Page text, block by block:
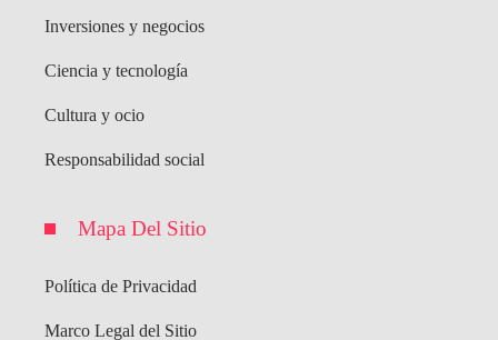
Inversiones y negocios
Ciencia y tecnología
Cultura y ocio
Responsabilidad social
Mapa Del Sitio
Política de Privacidad
Marco Legal del Sitio